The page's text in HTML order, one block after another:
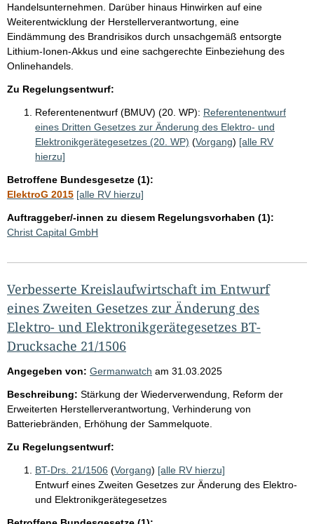
Handelsunternehmen. Darüber hinaus Hinwirken auf eine
Weiterentwicklung der Herstellerverantwortung, eine
Eindämmung des Brandrisikos durch unsachgemäß entsorgte
Lithium-Ionen-Akkus und eine sachgerechte Einbeziehung des
Onlinehandels.
Zu Regelungsentwurf:
Referentenentwurf (BMUV) (20. WP): Referentenentwurf
eines Dritten Gesetzes zur Änderung des Elektro- und
Elektronikgerätegesetzes (20. WP) (Vorgang) [alle RV
hierzu]
Betroffene Bundesgesetze (1):
ElektroG 2015 [alle RV hierzu]
Auftraggeber/-innen zu diesem Regelungsvorhaben (1):
Christ Capital GmbH
Verbesserte Kreislaufwirtschaft im Entwurf
eines Zweiten Gesetzes zur Änderung des
Elektro- und Elektronikgerätegesetzes BT-
Drucksache 21/1506
Angegeben von: Germanwatch am 31.03.2025
Beschreibung: Stärkung der Wiederverwendung, Reform der
Erweiterten Herstellerverantwortung, Verhinderung von
Batteriebränden, Erhöhung der Sammelquote.
Zu Regelungsentwurf:
BT-Drs. 21/1506 (Vorgang) [alle RV hierzu]
Entwurf eines Zweiten Gesetzes zur Änderung des Elektro-
und Elektronikgerätegesetzes